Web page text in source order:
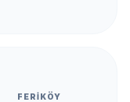
FERIKÖY